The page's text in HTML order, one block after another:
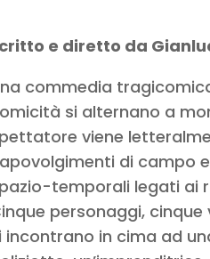
e diretto da
commedia
si alternano a
viene
di campo
temporali legati ai
personaggi,
incontrano in cima ad